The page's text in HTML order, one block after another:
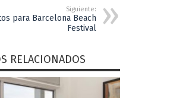
Siguiente:
para Barcelona Beach
Festival
RELACIONADOS